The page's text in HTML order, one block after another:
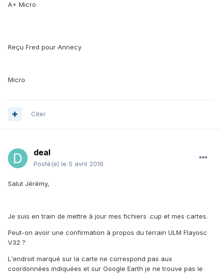
A+ Micro
Reçu Fred pour Annecy
Micro
Citer
deal
Posté(e) le 5 avril 2016
Salut Jérémy,
Je suis en train de mettre à jour mes fichiers .cup et mes cartes.
Peut-on avoir une confirmation à propos du terrain ULM Flayosc
V32 ?
L'endroit marqué sur la carte ne correspond pas aux
coordonnées indiquées et sur Google Earth je ne trouve pas le